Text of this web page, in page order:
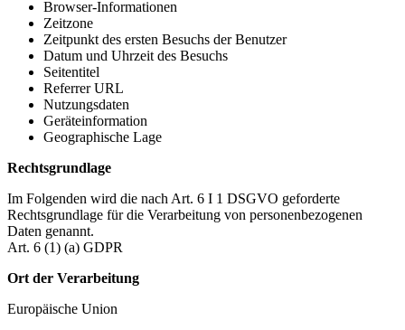
Browser-Informationen
Zeitzone
Zeitpunkt des ersten Besuchs der Benutzer
Datum und Uhrzeit des Besuchs
Seitentitel
Referrer URL
Nutzungsdaten
Geräteinformation
Geographische Lage
Rechtsgrundlage
Im Folgenden wird die nach Art. 6 I 1 DSGVO geforderte
Rechtsgrundlage für die Verarbeitung von personenbezogenen
Daten genannt.
Art. 6 (1) (a) GDPR
Ort der Verarbeitung
Europäische Union